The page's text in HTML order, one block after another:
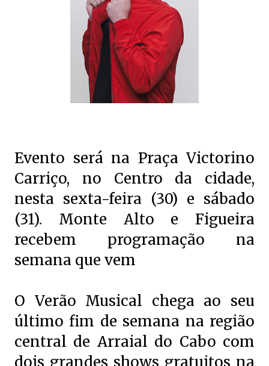
Evento será na Praça Victorino
Carriço, no Centro da cidade,
nesta sexta-feira (30) e sábado
(31). Monte Alto e Figueira
recebem programação na
semana que vem
O Verão Musical chega ao seu
último fim de semana na região
central de Arraial do Cabo com
dois grandes shows gratuitos na